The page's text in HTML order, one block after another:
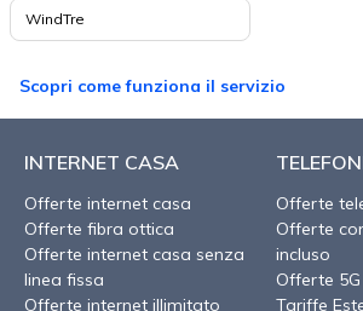
WindTre
Scopri come funziona il servizio
INTERNET CASA
Offerte internet casa
Offerte fibra ottica
Offerte internet casa senza
linea fissa
Offerte internet illimitato
Offerte
Offerte
incluso
Offerte 5G
Tariffe